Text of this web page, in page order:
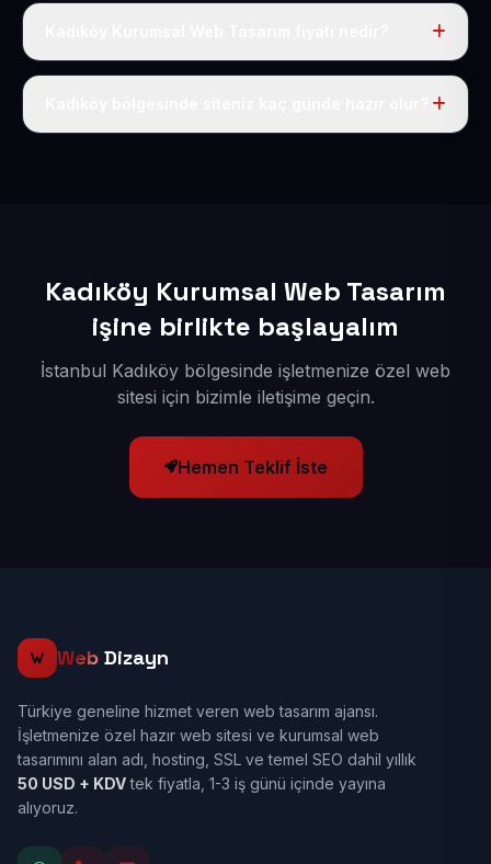
Tek fiyat uygulanır: yıllık 50 USD + KDV. Bu bedele alan
Kadıköy Kurumsal Web Tasarım
işine birlikte başlayalım
İstanbul Kadıköy bölgesinde işletmenize özel web
sitesi için bizimle iletişime geçin.
Hemen Teklif İste
Web Dizayn
Türkiye geneline hizmet veren web tasarım ajansı.
İşletmenize özel hazır web sitesi ve kurumsal web
tasarımını alan adı, hosting, SSL ve temel SEO dahil yıllık
50 USD + KDVtek fiyatla, 1-3 iş günü içinde yayına
alıyoruz.